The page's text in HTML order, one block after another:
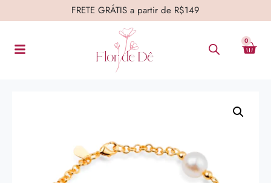
FRETE GRÁTIS a partir de R$149
0